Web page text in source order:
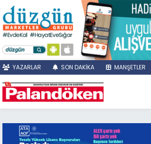
YAZARLAR SON DAKİKA MANŞETLER